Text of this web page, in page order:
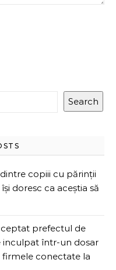
Search
copiii cu părinții
doresc ca aceștia să
prefectul de
inculpat într-un dosar
firmele conectate la